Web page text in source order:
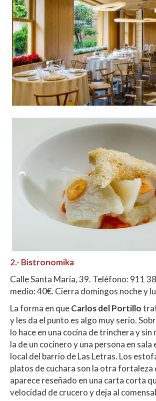
2.- Bistronomika
Calle Santa María, 39. Teléfono: 911
medio: 40€. Cierra domingos noche y
La forma en queCarlos del Portillo
y les da el punto es algo muy serio.
lo hace en una cocina de trinchera y sin
la de un cocinero y una persona en
local del barrio de Las Letras. Los
platos de cuchara son la otra fortaleza
aparece reseñado en una carta corta
velocidad de crucero y deja al